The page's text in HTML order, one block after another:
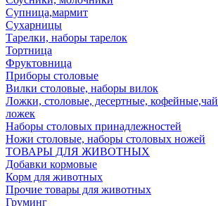
Супница,мармит
Сухарницы
Тарелки, наборы тарелок
Тортница
Фруктовница
Приборы столовые
Вилки столовые, наборы вилок
Ложки, столовые, десертные,
ложек
Наборы столовых принадлежностей
Ножи столовые, наборы столовых ножей
ТОВАРЫ ДЛЯ ЖИВОТНЫХ
Добавки кормовые
Корм для животных
Прочие товары для животных
Груминг